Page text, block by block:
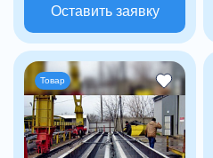
Оставить заявку
Товар